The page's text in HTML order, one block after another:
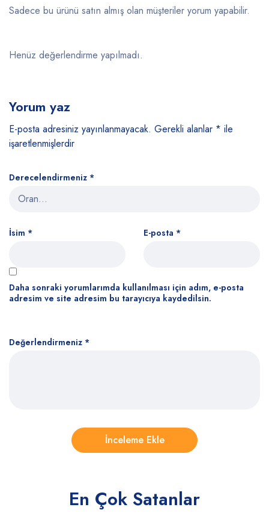
Sadece bu ürünü satın almış olan müşteriler yorum yapabilir.
Henüz değerlendirme yapılmadı.
Yorum yaz
E-posta adresiniz yayınlanmayacak. Gerekli alanlar * ile
işaretlenmişlerdir
Derecelendirmeniz *
Değerlendirmeniz *
İsim * E-posta *
Daha sonraki yorumlarımda kullanılması için adım, e-posta
adresim ve site adresim bu tarayıcıya kaydedilsin.
En Çok Satanlar